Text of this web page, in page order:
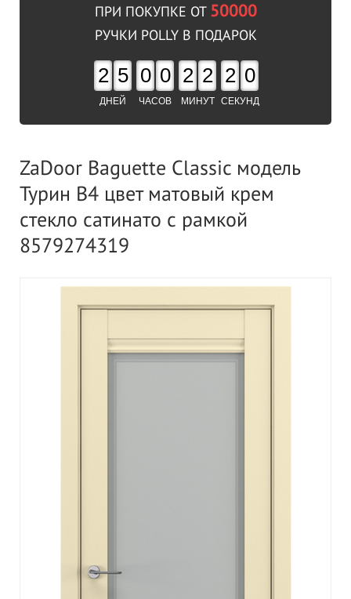
ПРИ ПОКУПКЕ ОТ 50000
РУЧКИ POLLY В ПОДАРОК
2 5
ДНЕЙ
0 0
ЧАСОВ
2 2
МИНУТ
2 0
СЕКУНД
ZaDoor Baguette Classic модель
Турин В4 цвет матовый крем
стекло сатинато с рамкой
8579274319